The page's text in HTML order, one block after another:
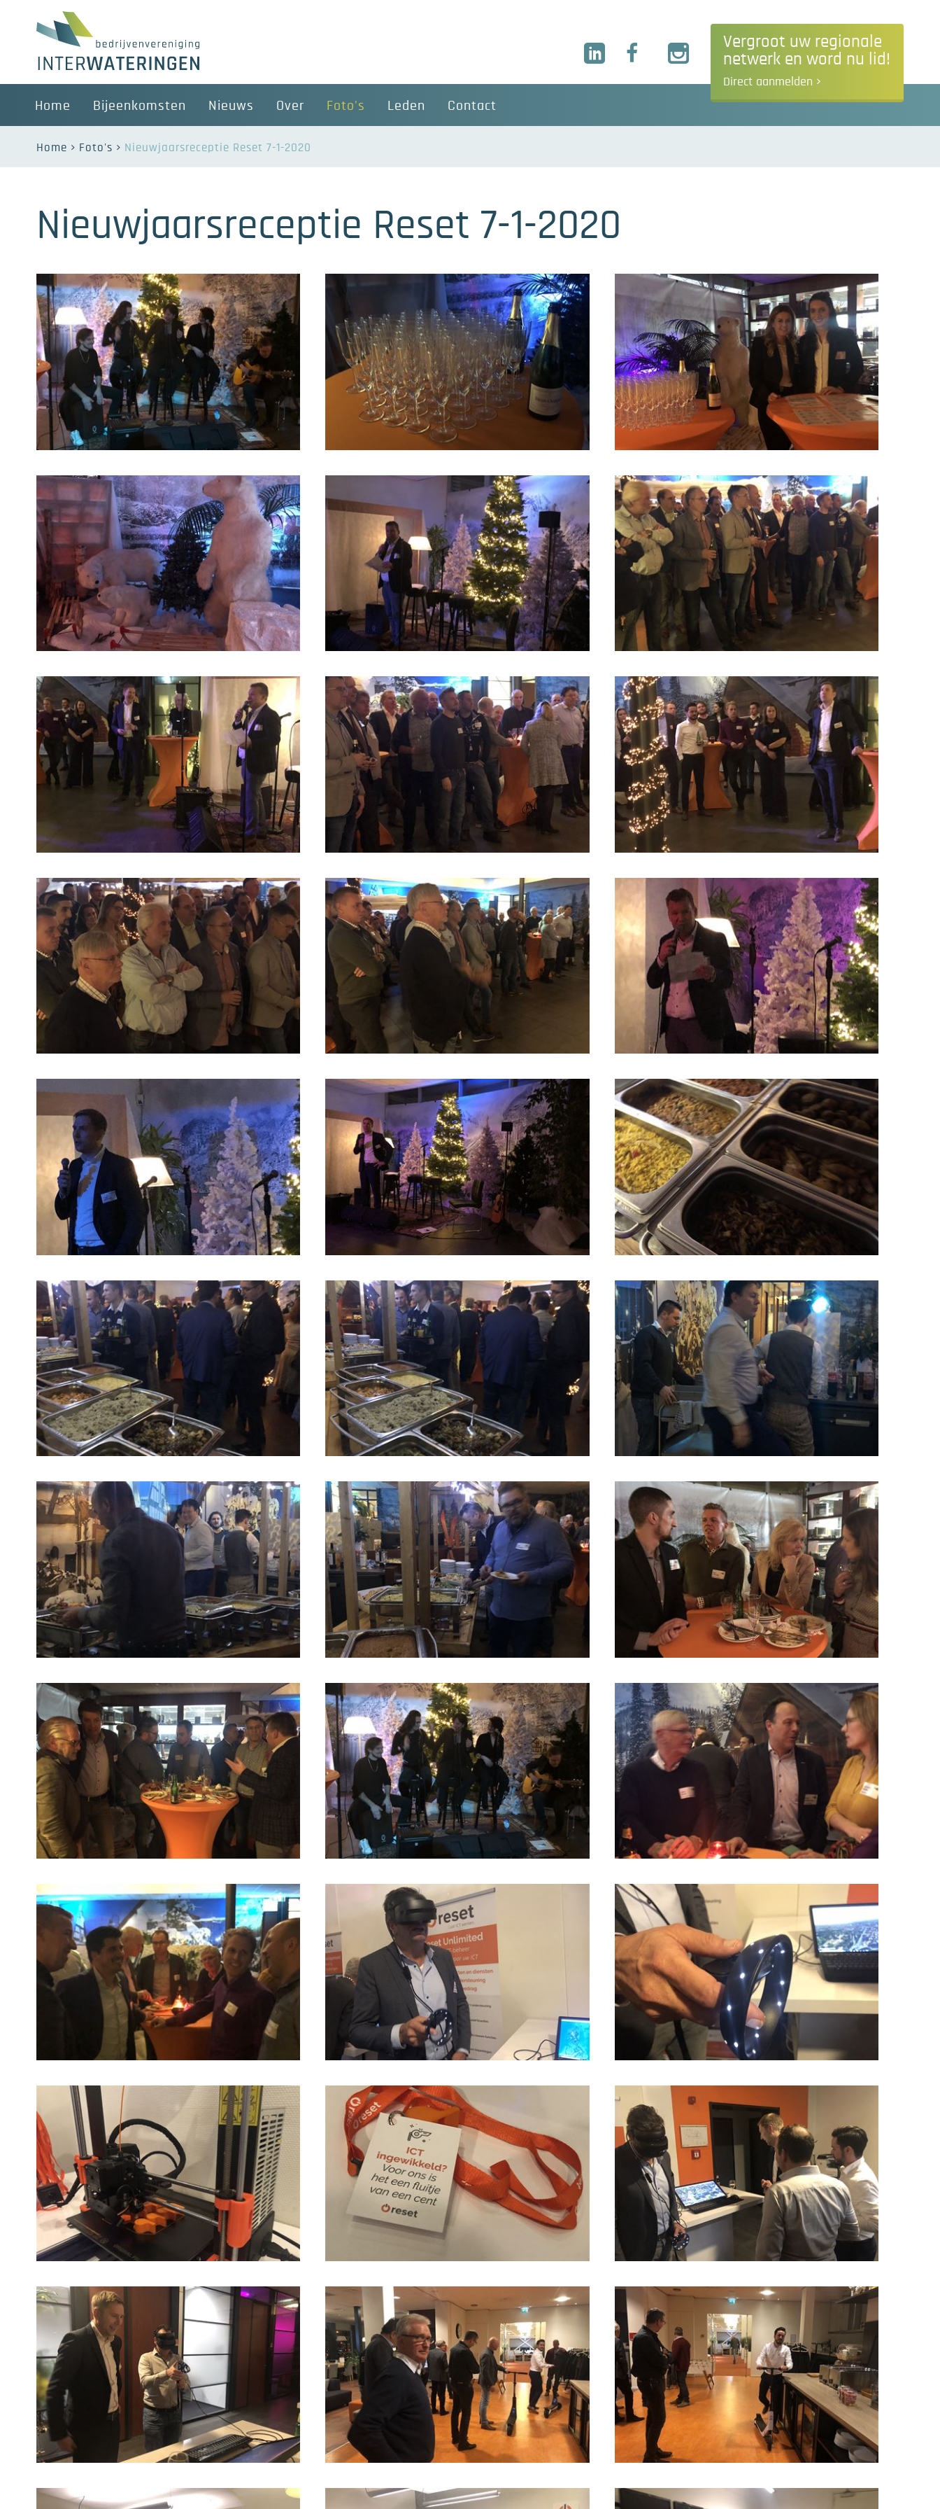
Vergroot uw regionale
netwerk en word nu lid!
Direct aanmelden
Home Bijeenkomsten Nieuws Over Foto's Leden Contact
Home Foto's Nieuwjaarsreceptie Reset 7-1-2020
Nieuwjaarsreceptie Reset 7-1-2020